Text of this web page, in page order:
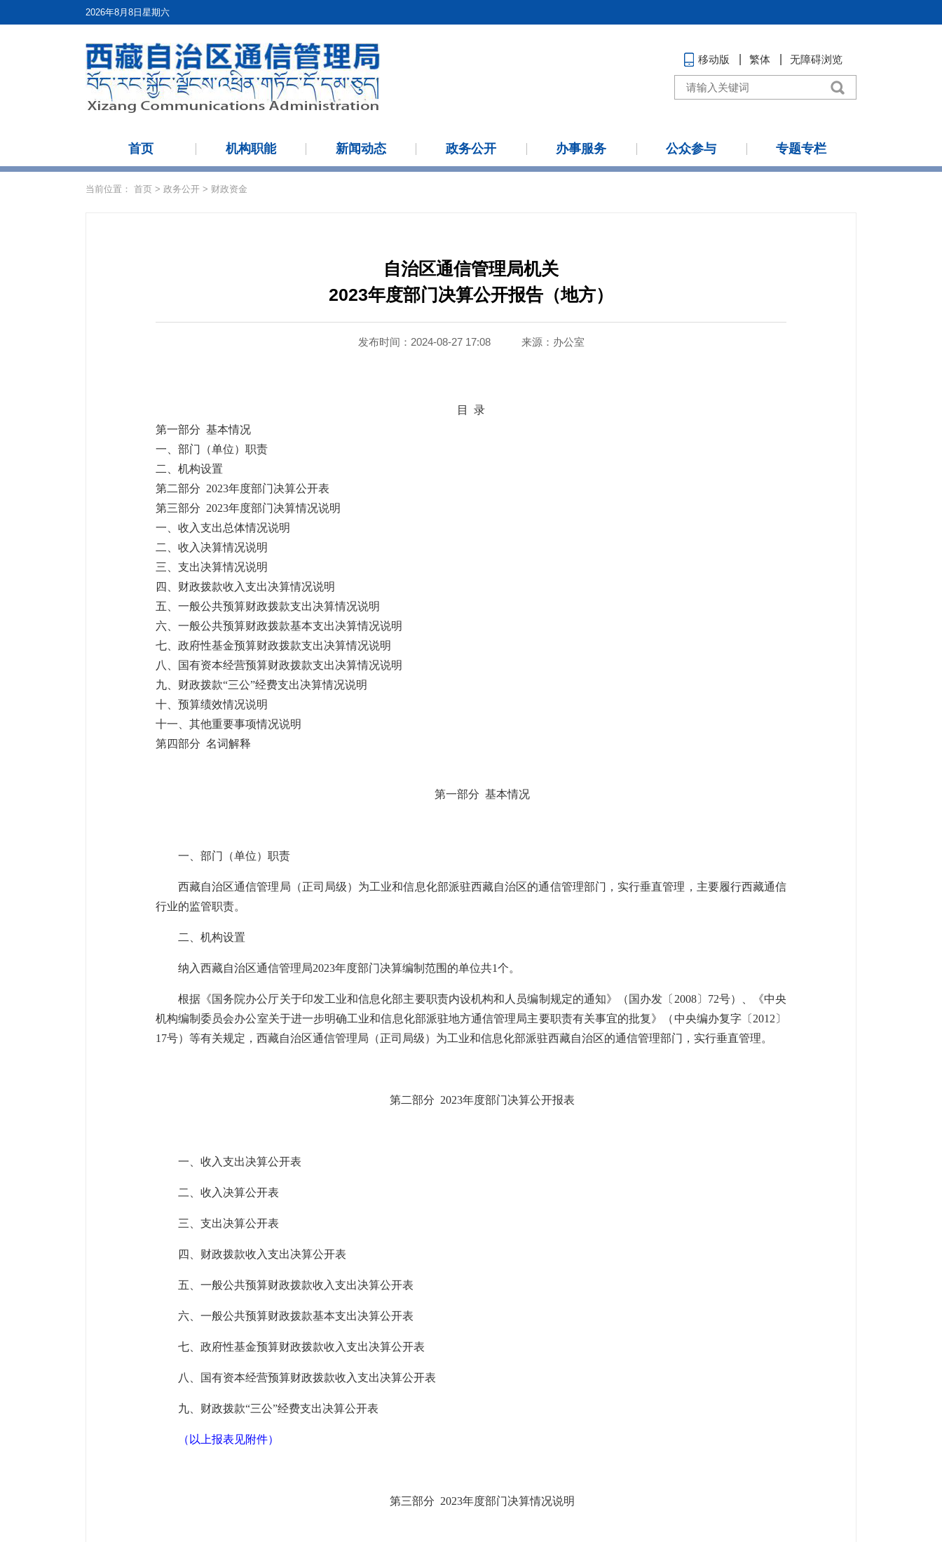
2026年8月8日星期六
移动版 繁体 无障碍浏览
首页 机构职能 新闻动态 政务公开 办事服务 公众参与 专题专栏
当前位置： 首页 > 政务公开 > 财政资金
自治区通信管理局机关
2023年度部门决算公开报告（地方）
发布时间：2024-08-27 17:08 来源： 办公室
目
录
第一部分 基本情况
一、部门（单位）职责
二、机构设置
第二部分 2023年度部门决算公开表
第三部分 2023年度部门决算情况说明
一、收入支出总体情况说明
二、收入决算情况说明
三、支出决算情况说明
四、财政拨款收入支出决算情况说明
五、一般公共预算财政拨款支出决算情况说明
六、一般公共预算财政拨款基本支出决算情况说明
七、 政府性基金预算财政拨款支出决算情况说明
八、
国有资本经营预算财政拨款支出决算情况说明
九、财政拨款“三公”经费支出决算情况说明
十、预算绩效情况说明
十一、其他重要事项情况说明
第四部分 名词解释
第一部分 基本情况
一、 部门 （单位）职责
西藏自治区通信管理局（正司局级）为工业和信息化部派驻西藏自治区的通信管理部门，实行垂直管理，主要履行西藏通信
行业的监管职责。
二、机构设置
纳入西藏自治区通信管理局2023年度部门决算编制范围的单位共1个。
根据《国务院办公厅关于印发工业和信息化部主要职责内设机构和人员编制规定的通知》（国办发〔 2008〕72号）、《中央
机构编制委员会办公室关于进一步明确工业和信息化部派驻地方通信管理局主要职责有关事宜的批复》（中央编办复字〔2012〕
17号）等有关规定，西藏自治区通信管理局（正司局级）为工业和信息化部派驻西藏自治区的通信管理部门，实行垂直管理。
第二部分 2023年度部门决算公开报表
一、收入支出决算公开表
二、收入决算公开表
三、支出决算公开表
四、财政拨款收入支出决算公开表
五、一般公共预算财政拨款收入支出决算公开表
六、一般公共预算财政拨款基本支出决算公开表
七、政府性基金预算财政拨款收入支出决算公开表
八、国有资本经营预算财政拨款收入支出决算公开表
九、财政拨款“三公”经费支出决算公开表
（ 以上报表见附件）
第三部分 2023年度部门决算情况说明